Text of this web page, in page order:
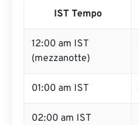
IST Tempo
12:00 am IST
(mezzanotte)
01:00 am IST
02:00 am IST